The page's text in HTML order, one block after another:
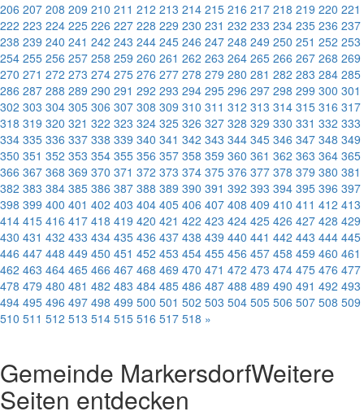
206 207 208 209 210 211 212 213 214 215 216 217 218 219 220 221
222 223 224 225 226 227 228 229 230 231 232 233 234 235 236 237
238 239 240 241 242 243 244 245 246 247 248 249 250 251 252 253
254 255 256 257 258 259 260 261 262 263 264 265 266 267 268 269
270 271 272 273 274 275 276 277 278 279 280 281 282 283 284 285
286 287 288 289 290 291 292 293 294 295 296 297 298 299 300 301
302 303 304 305 306 307 308 309 310 311 312 313 314 315 316 317
318 319 320 321 322 323 324 325 326 327 328 329 330 331 332 333
334 335 336 337 338 339 340 341 342 343 344 345 346 347 348 349
350 351 352 353 354 355 356 357 358 359 360 361 362 363 364 365
366 367 368 369 370 371 372 373 374 375 376 377 378 379 380 381
382 383 384 385 386 387 388 389 390 391 392 393 394 395 396 397
398 399 400 401 402 403 404 405 406 407 408 409 410 411 412 413
414 415 416 417 418 419 420 421 422 423 424 425 426 427 428 429
430 431 432 433 434 435 436 437 438 439 440 441 442 443 444 445
446 447 448 449 450 451 452 453 454 455 456 457 458 459 460 461
462 463 464 465 466 467 468 469 470 471 472 473 474 475 476 477
478 479 480 481 482 483 484 485 486 487 488 489 490 491 492 493
494 495 496 497 498 499 500 501 502 503 504 505 506 507 508 509
510 511 512 513 514 515 516 517 518 »
Gemeinde MarkersdorfWeitere
Seiten entdecken